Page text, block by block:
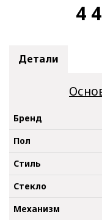
4
Детали
Бренд
Пол
Стиль
Стекло
Механизм